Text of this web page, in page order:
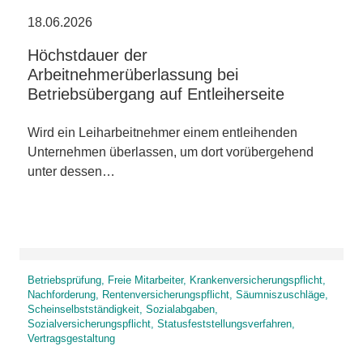
18.06.2026
Höchstdauer der
Arbeitnehmerüberlassung bei
Betriebsübergang auf Entleiherseite
Wird ein Leiharbeitnehmer einem entleihenden
Unternehmen überlassen, um dort vorübergehend
unter dessen…
Betriebsprüfung, Freie Mitarbeiter, Krankenversicherungspflicht,
Nachforderung, Rentenversicherungspflicht, Säumniszuschläge,
Scheinselbstständigkeit, Sozialabgaben,
Sozialversicherungspflicht, Statusfeststellungsverfahren,
Vertragsgestaltung